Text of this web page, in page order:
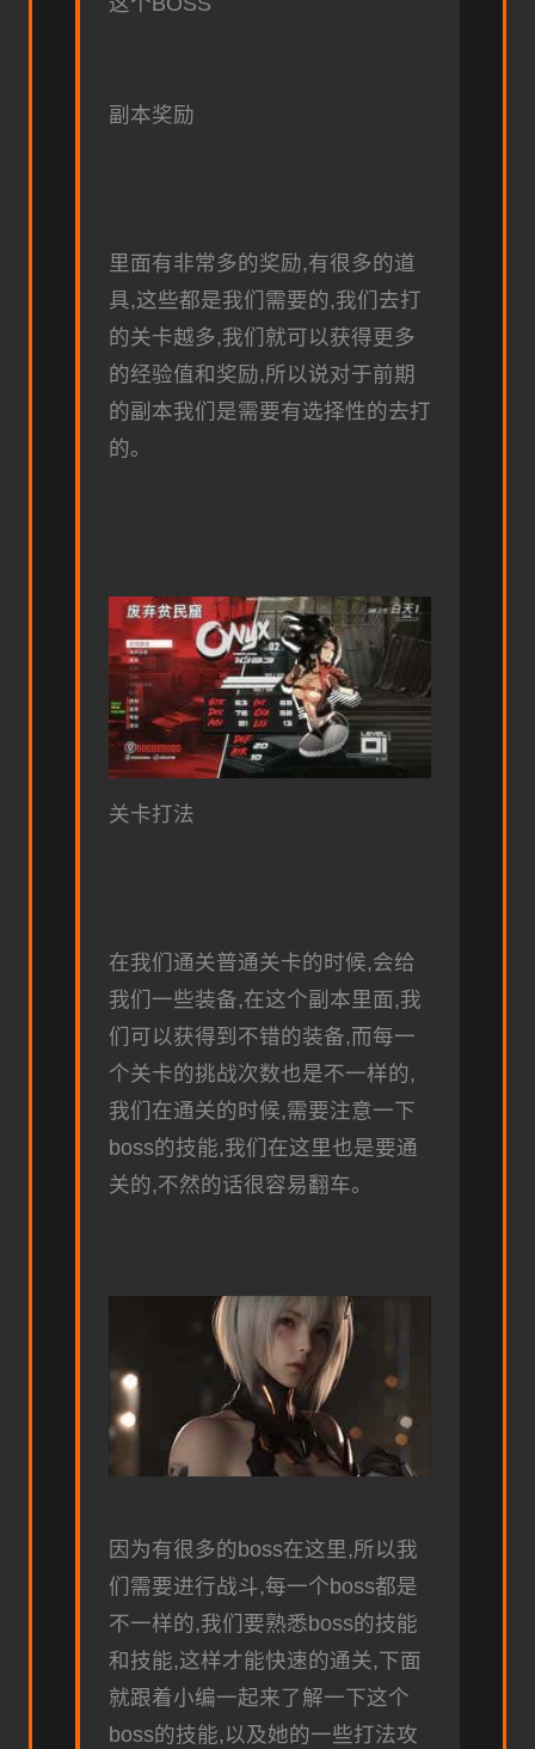
副本奖励
里面有非常多的奖励,有很多的道
具,这些都是我们需要的,我们去打
的关卡越多,我们就可以获得更多
的经验值和奖励,所以说对于前期
的副本我们是需要有选择性的去打
的。
关卡打法
在我们通关普通关卡的时候,会给
我们一些装备,在这个副本里面,我
们可以获得到不错的装备,而每一
个关卡的挑战次数也是不一样的,
我们在通关的时候,需要注意一下
boss的技能,我们在这里也是要通
关的,不然的话很容易翻车。
因为有很多的boss在这里,所以我
们需要进行战斗,每一个boss都是
不一样的,我们要熟悉boss的技能
和技能,这样才能快速的通关,下面
就跟着小编一起来了解一下这个
boss的技能,以及她的一些打法攻